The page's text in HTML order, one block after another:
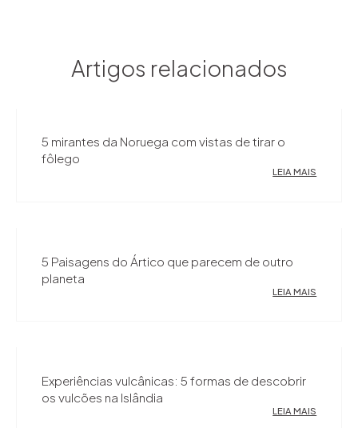
Artigos relacionados
5 mirantes da Noruega com vistas de tirar o
fôlego
LEIA MAIS
5 Paisagens do Ártico que parecem de outro
planeta
LEIA MAIS
Experiências vulcânicas: 5 formas de descobrir
os vulcões na Islândia
LEIA MAIS